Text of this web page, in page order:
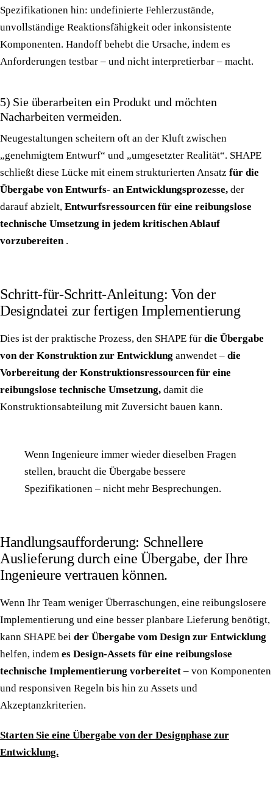
Spezifikationen hin: undefinierte Fehlerzustände,
unvollständige Reaktionsfähigkeit oder inkonsistente
Komponenten. Handoff behebt die Ursache, indem es
Anforderungen testbar – und nicht interpretierbar – macht.
5) Sie überarbeiten ein Produkt und möchten
Nacharbeiten vermeiden.
Neugestaltungen scheitern oft an der Kluft zwischen
„genehmigtem Entwurf“ und „umgesetzter Realität“. SHAPE
schließt diese Lücke mit einem strukturierten Ansatz für die
Übergabe von Entwurfs- an Entwicklungsprozesse, der
darauf abzielt, Entwurfsressourcen für eine reibungslose
technische Umsetzung in jedem kritischen Ablauf
vorzubereiten.
Schritt-für-Schritt-Anleitung: Von der
Designdatei zur fertigen Implementierung
Dies ist der praktische Prozess, den SHAPE für die Übergabe
von der Konstruktion zur Entwicklung anwendet – die
Vorbereitung der Konstruktionsressourcen für eine
reibungslose technische Umsetzung, damit die
Konstruktionsabteilung mit Zuversicht bauen kann.
Wenn Ingenieure immer wieder dieselben Fragen
stellen, braucht die Übergabe bessere
Spezifikationen – nicht mehr Besprechungen.
Handlungsaufforderung: Schnellere
Auslieferung durch eine Übergabe, der Ihre
Ingenieure vertrauen können.
Wenn Ihr Team weniger Überraschungen, eine reibungslosere
Implementierung und eine besser planbare Lieferung benötigt,
kann SHAPE bei der Übergabe vom Design zur Entwicklung
helfen, indem es Design-Assets für eine reibungslose
technische Implementierung vorbereitet – von Komponenten
und responsiven Regeln bis hin zu Assets und
Akzeptanzkriterien.
Starten Sie eine Übergabe von der Designphase zur
Entwicklung.